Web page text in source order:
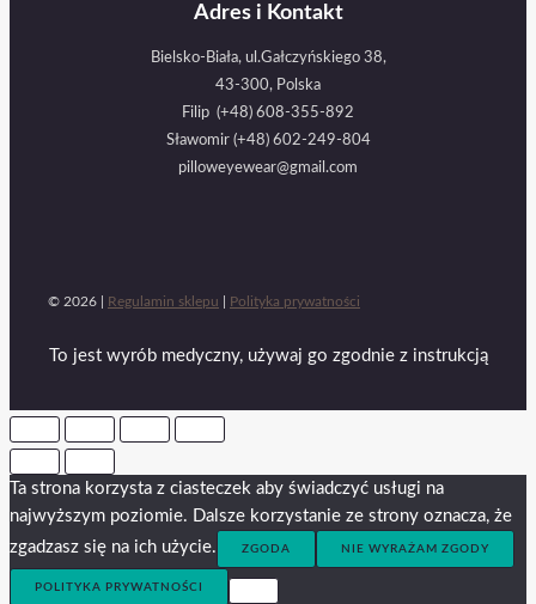
Adres i Kontakt
Bielsko-Biała, ul.Gałczyńskiego 38,
43-300, Polska
Filip (+48) 608-355-892
Sławomir (+48) 602-249-804
pilloweyewear@gmail.com
© 2026 | Regulamin sklepu Polityka prywatności
To jest wyrób medyczny, używaj go zgodnie z instrukcją
Ta strona korzysta z ciasteczek aby świadczyć usługi na
najwyższym poziomie. Dalsze korzystanie ze strony oznacza, że
zgadzasz się na ich użycie.
ZGODA NIE WYRAŻAM ZGODY
POLITYKA PRYWATNOŚCI